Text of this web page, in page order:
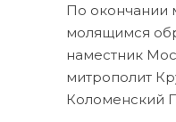
По окончании
молящимся
наместник
митрополит
Коломенский